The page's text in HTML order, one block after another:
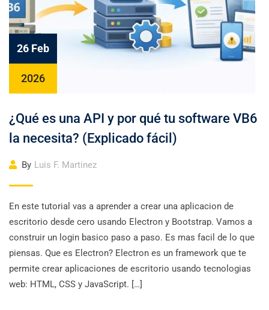
26 Feb
2026
¿Qué es una API y por qué tu software VB6
la necesita? (Explicado fácil)
By Luis F. Martinez
En este tutorial vas a aprender a crear una aplicacion de
escritorio desde cero usando Electron y Bootstrap. Vamos a
construir un login basico paso a paso. Es mas facil de lo que
piensas. Que es Electron? Electron es un framework que te
permite crear aplicaciones de escritorio usando tecnologias
web: HTML, CSS y JavaScript. […]